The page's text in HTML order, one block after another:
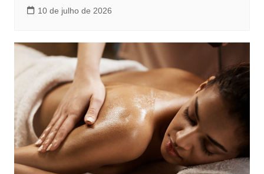
10 de julho de 2026